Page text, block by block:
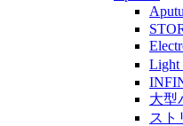
Light
大型
スト